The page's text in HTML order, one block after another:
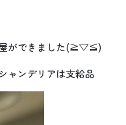
ができました(≧▽≦)
ャンデリアは支給品